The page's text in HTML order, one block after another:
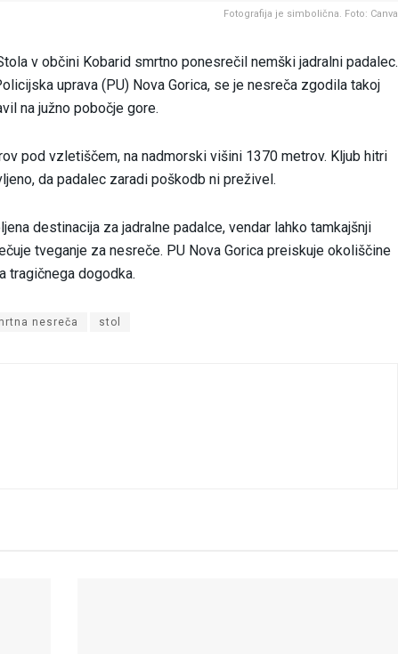
Fotografija je simbolična. Foto: Canva
v občini Kobarid smrtno ponesrečil nemški jadralni padalec.
uprava (PU) Nova Gorica, se je nesreča zgodila takoj
na južno pobočje gore.
pod vzletiščem, na nadmorski višini 1370 metrov. Kljub hitri
da padalec zaradi poškodb ni preživel.
destinacija za jadralne padalce, vendar lahko tamkajšnji
tveganje za nesreče. PU Nova Gorica preiskuje okoliščine
tragičnega dogodka.
nesreča stol